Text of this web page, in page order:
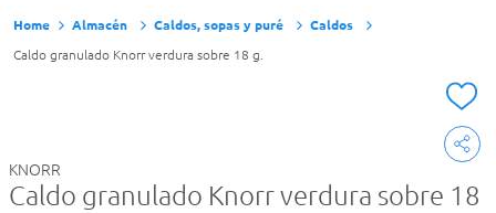
Almacén Caldos, sopas y puré Caldos
Caldo granulado Knorr verdura sobre 18 g.
KNORR
Caldo granulado Knorr verdura sobre 18
Cerveza
Doves